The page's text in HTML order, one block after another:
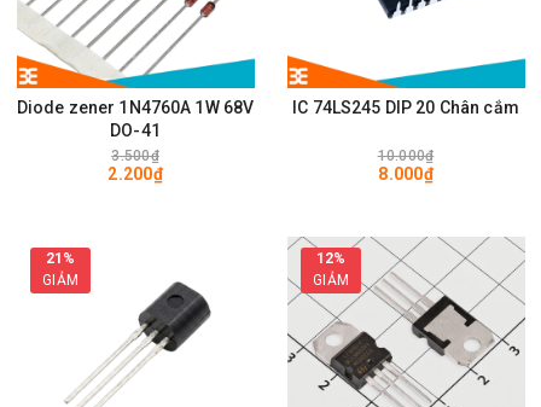
Diode zener 1N4760A 1W 68V
DO-41
3.500₫
2.200₫
IC 74LS245 DIP 20 Chân cắm
10.000₫
8.000₫
21%
GIẢM
12%
GIẢM